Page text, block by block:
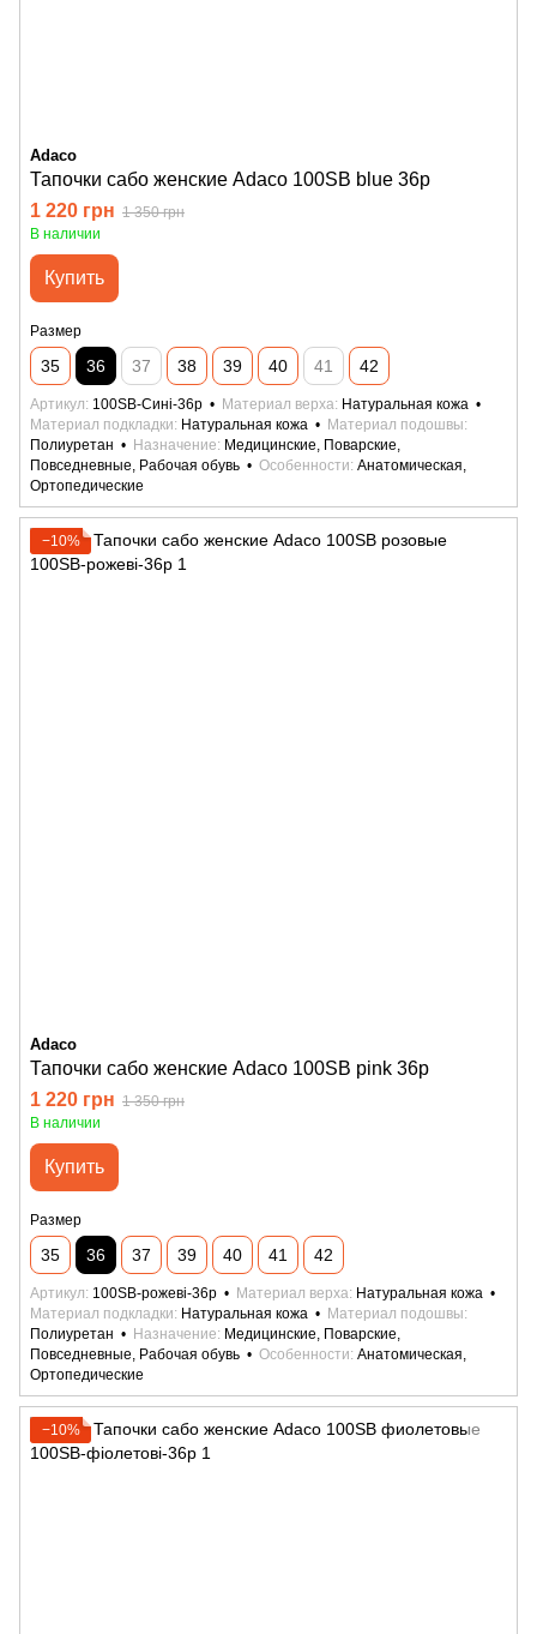
Adaco
Тапочки сабо женские Adaco 100SB blue 36р
1 220 грн 1 350 грн
В наличии
Купить
Размер
35 36 37 38 39 40 41 42
Артикул 100SB-Сині-36р Материал верха Натуральная кожа
Материал подкладки
Натуральная кожа
Материал подошвы
Полиуретан
Назначение
Медицинские, Поварские,
Повседневные, Рабочая обувь
Особенности Анатомическая,
Ортопедические
−10%
Adaco
Тапочки сабо женские Adaco 100SB pink 36р
1 220 грн 1 350 грн
В наличии
Купить
Размер
35 36 37 39 40 41 42
Артикул 100SB-рожеві-36р Материал верха Натуральная кожа
Материал подкладки
Натуральная кожа
Материал подошвы
Полиуретан
Назначение
Медицинские, Поварские,
Повседневные, Рабочая обувь
Особенности Анатомическая,
Ортопедические
−10%